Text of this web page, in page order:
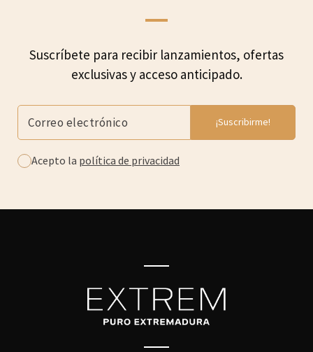
Suscríbete para recibir lanzamientos, ofertas
exclusivas y acceso anticipado.
Acepto la política de privacidad